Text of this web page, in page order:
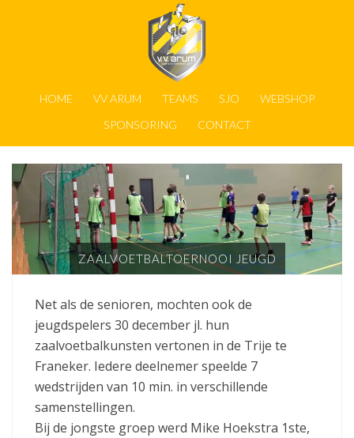
HOME VV ARUM TEAMS SJO
WEBSHOP
SPONSORING
CONTACT
ZAALVOETBALTOERNOOI JEUGD
Net als de senioren, mochten ook de
jeugdspelers 30 december jl. hun
zaalvoetbalkunsten vertonen in de Trije te
Franeker. Iedere deelnemer speelde 7
wedstrijden van 10 min. in verschillende
samenstellingen.
Bij de jongste groep werd Mike Hoekstra 1ste,